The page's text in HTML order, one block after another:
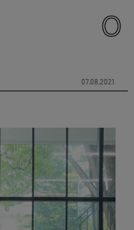
07.08.2021